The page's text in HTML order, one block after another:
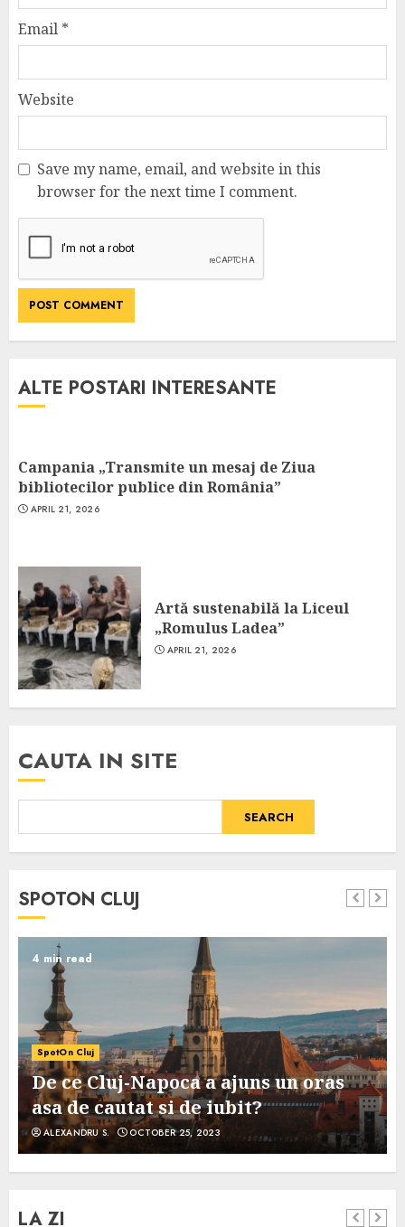
Email *
Website
Save my name, email, and website in this
browser for the next time I comment.
ALTE POSTARI INTERESANTE
Campania „Transmite un mesaj de Ziua
bibliotecilor publice din România”
APRIL 21, 2026
Artă sustenabilă la Liceul
„Romulus Ladea”
APRIL 21, 2026
CAUTA IN SITE
SEARCH
SPOTON CLUJ
4 min read
SpotOn Cluj
De ce Cluj-Napoca a ajuns un oras
asa de cautat si de iubit?
ALEXANDRU S. OCTOBER 25, 2023
LA ZI